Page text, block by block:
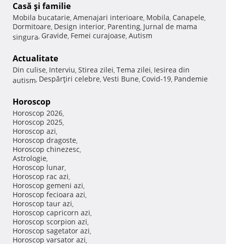
Casă şi familie
Mobila bucatarie, Amenajari interioare, Mobila, Canapele,
Dormitoare, Design interior, Parenting, Jurnal de mama
singura, Gravide, Femei curajoase, Autism
Actualitate
Din culise, Interviu, Stirea zilei, Tema zilei, Iesirea din
autism, Despărţiri celebre, Vesti Bune, Covid-19, Pandemie
Horoscop
Horoscop 2026,
Horoscop 2025,
Horoscop azi,
Horoscop dragoste,
Horoscop chinezesc,
Astrologie,
Horoscop lunar,
Horoscop rac azi,
Horoscop gemeni azi,
Horoscop fecioara azi,
Horoscop taur azi,
Horoscop capricorn azi,
Horoscop scorpion azi,
Horoscop sagetator azi,
Horoscop varsator azi,